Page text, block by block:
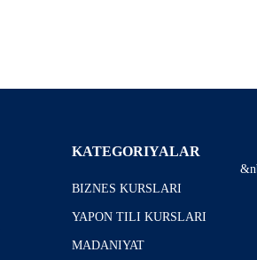
KATEGORIYALAR
BIZNES KURSLARI
YAPON TILI KURSLARI
MADANIYAT